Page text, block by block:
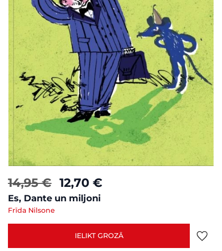
14,95 € 12,70 €
Es, Dante un miljoni
Frīda Nilsone
IELIKT GROZĀ